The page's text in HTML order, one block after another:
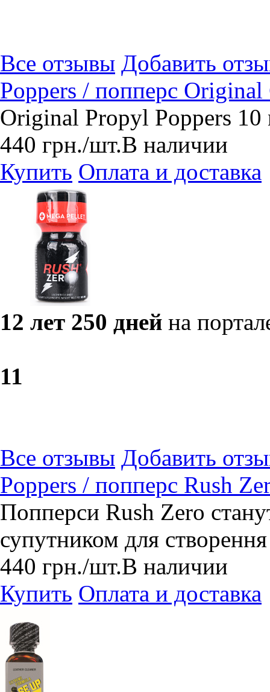
Все отзывы Добавить
Poppers / попперс
Original Propyl Poppers 10
440 грн./шт.В наличии
Купить Оплата и доставка
12 лет 250 дней на
11
Все отзывы Добавить
Poppers / попперс Rush
Попперси Rush Zero
супутником для
440 грн./шт.В наличии
Купить Оплата и доставка